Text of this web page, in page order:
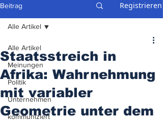
Beitrag Registrieren
Alle Artikel
Meinungen
Politik
Unternehmen
kommuniziert
Alle Artikel
Staatsstreich in
Afrika: Wahrnehmung
mit variabler
Geometrie unter dem